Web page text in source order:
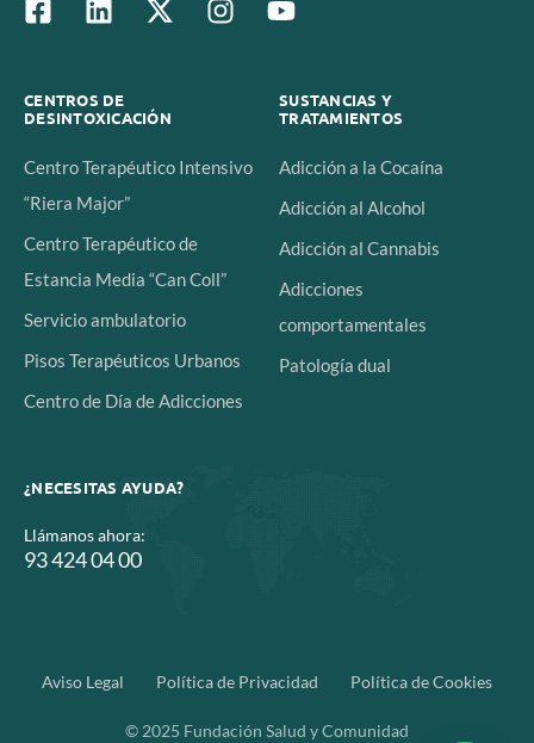
CENTROS DE
DESINTOXICACIÓN
Centro Terapéutico Intensivo
“Riera Major”
Centro Terapéutico de
Estancia Media “Can Coll”
Servicio ambulatorio
Pisos Terapéuticos Urbanos
Centro de Día de Adicciones
SUSTANCIAS Y
TRATAMIENTOS
Adicción a la Cocaína
Adicción al Alcohol
Adicción al Cannabis
Adicciones
comportamentales
Patología dual
¿NECESITAS AYUDA?
Llámanos ahora:
93 424 04 00
Aviso Legal Política de Privacidad Política de Cookies
© 2025 Fundación Salud y Comunidad